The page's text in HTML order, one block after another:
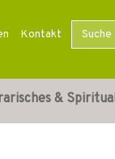
Kontakt
&